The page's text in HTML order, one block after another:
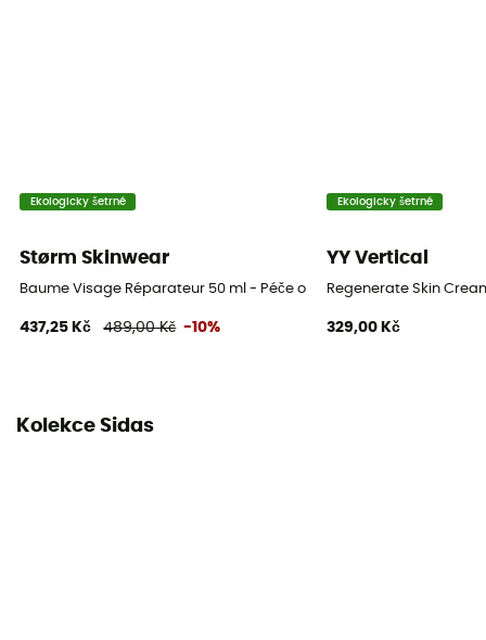
Ekologicky šetrné
Størm Skinwear
Baume Visage Réparateur 50 ml - Péče o tělo
437,25 Kč 489,00 Kč -10%
Ekologicky šetrné
YY Vertical
Regenerate Skin
329,00 Kč
Kolekce Sidas